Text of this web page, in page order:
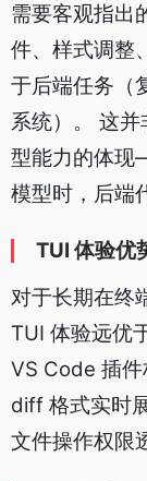
需要客观指出
件、样式调整
于后端任务（
系统）。 这
型能力的体
模型时，后端
TUI 体验优
对于长期在终
TUI 体验远优
VS Code 插
diff 格式实时
文件操作权限